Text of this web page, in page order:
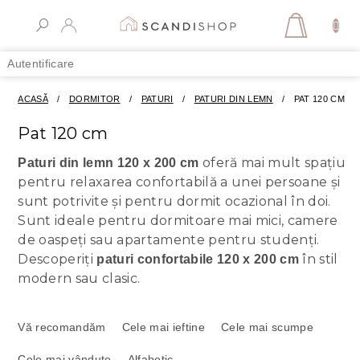
conținut
Autentificare
COŞ
ACASĂ / DORMITOR / PATURI / PATURI DIN LEMN / PAT 120 CM
Pat 120 cm
Paturi din lemn 120 x 200 cm oferă mai mult spațiu
pentru relaxarea confortabilă a unei persoane și
sunt potrivite și pentru dormit ocazional în doi.
Sunt ideale pentru dormitoare mai mici, camere
de oaspeți sau apartamente pentru studenți.
Descoperiți paturi confortabile 120 x 200 cmîn stil
modern sau clasic.
eVă recomandăm Cele mai ieftine Cele mai scumpe